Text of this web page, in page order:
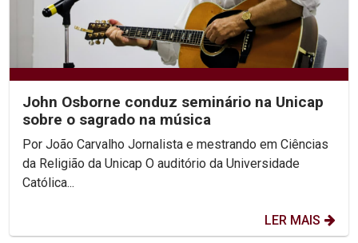
John Osborne conduz seminário na Unicap
sobre o sagrado na música
Por João Carvalho Jornalista e mestrando em Ciências
da Religião da Unicap O auditório da Universidade
Católica...
LER MAIS